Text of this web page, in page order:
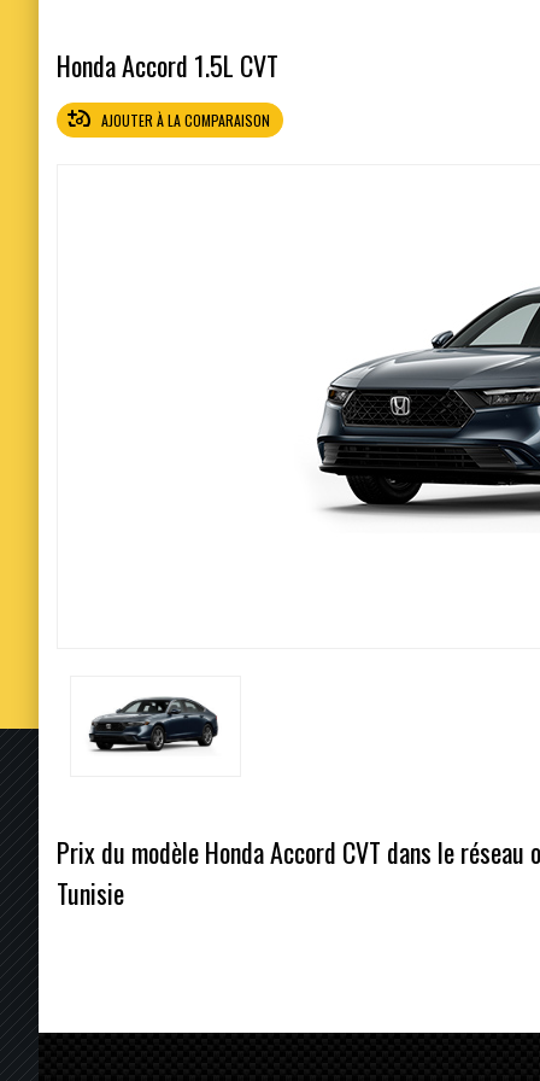
Honda Accord 1.5L CVT
AJOUTER À LA COMPARAISON
Prix du modèle Honda Accord CVT dans le
Tunisie